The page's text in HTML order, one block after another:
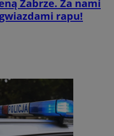
Zabrze. Za nami
rapu!